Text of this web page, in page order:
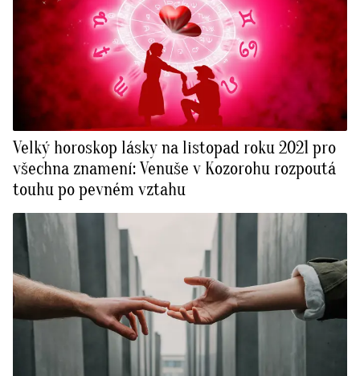
Velký horoskop lásky na listopad roku 2021 pro
všechna znamení: Venuše v Kozorohu rozpoutá
touhu po pevném vztahu